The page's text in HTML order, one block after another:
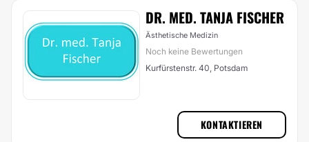
DR. MED. TANJA FISCHER
Ästhetische Medizin
Noch keine Bewertungen
Kurfürstenstr. 40, Potsdam
KONTAKTIEREN